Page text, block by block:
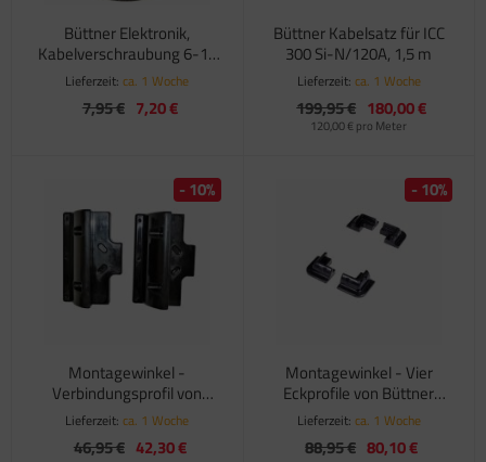
Büttner Elektronik,
Kabelverschraubung 6-12
mm
Lieferzeit:ca. 1 Woche
7,95 € 7,20 €
Büttner Kabelsatz für ICC
300 Si-N/120A, 1,5 m
Lieferzeit: ca. 1 Woche
199,95 € 180,00 €
120,00 € pro Meter
Montagewinkel -
Verbindungsprofil von
Büttner Elektronik
Lieferzeit:ca. 1 Woche
46,95 € 42,30 €
- 10%
Montagewinkel - Vier
Eckprofile von Büttner
Elektronik
Lieferzeit: ca. 1 Woche
88,95 € 80,10 €
- 10%